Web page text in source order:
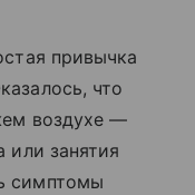
привычка
что
воздухе —
или занятия
симптомы